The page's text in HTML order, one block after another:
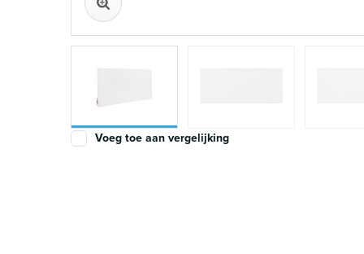
Voeg toe aan vergelijking